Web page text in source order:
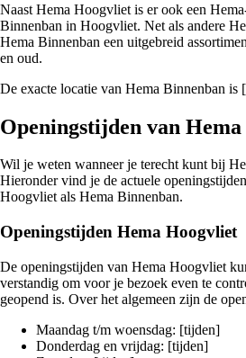
Naast Hema Hoogvliet is er ook een
Binnenban in Hoogvliet. Net als andere
Hema Binnenban een uitgebreid
en oud.
De exacte locatie van Hema Binnenban is
Openingstijden van
Wil je weten wanneer je terecht kunt bij
Hieronder vind je de actuele
Hoogvliet als Hema Binnenban.
Openingstijden Hema Hoogvliet
De openingstijden van Hema Hoogvliet
verstandig om voor je bezoek even te
geopend is. Over het algemeen zijn de
Maandag t/m woensdag: [tijden]
Donderdag en vrijdag: [tijden]